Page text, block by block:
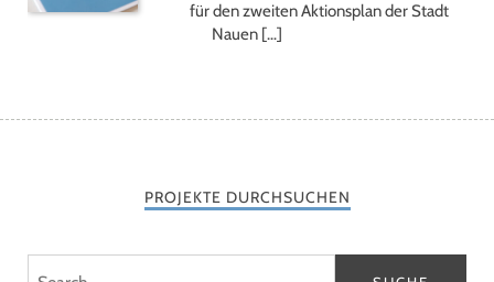
für den zweiten Aktionsplan der Stadt
Nauen […]
PROJEKTE DURCHSUCHEN